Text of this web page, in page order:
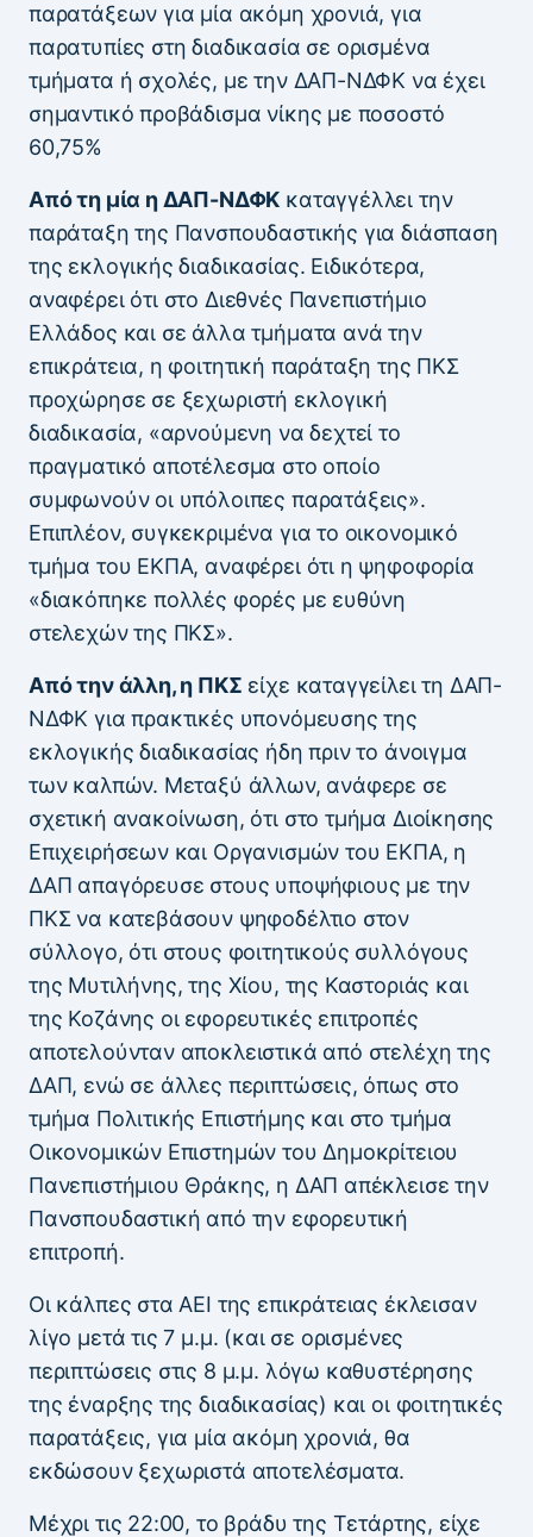
παρατάξεων για μία ακόμη χρονιά, για
παρατυπίες στη διαδικασία σε ορισμένα
τμήματα ή σχολές, με την ΔΑΠ-ΝΔΦΚ να έχει
σημαντικό προβάδισμα νίκης με ποσοστό
60,75%
Από τη μία η ΔΑΠ-ΝΔΦΚ καταγγέλλει την
παράταξη της Πανσπουδαστικής για διάσπαση
της εκλογικής διαδικασίας. Ειδικότερα,
αναφέρει ότι στο Διεθνές Πανεπιστήμιο
Ελλάδος και σε άλλα τμήματα ανά την
επικράτεια, η φοιτητική παράταξη της ΠΚΣ
προχώρησε σε ξεχωριστή εκλογική
διαδικασία, «αρνούμενη να δεχτεί το
πραγματικό αποτέλεσμα στο οποίο
συμφωνούν οι υπόλοιπες παρατάξεις».
Επιπλέον, συγκεκριμένα για το οικονομικό
τμήμα του ΕΚΠΑ, αναφέρει ότι η ψηφοφορία
«διακόπηκε πολλές φορές με ευθύνη
στελεχών της ΠΚΣ».
Από την άλλη, η ΠΚΣ είχε καταγγείλει τη ΔΑΠ-
ΝΔΦΚ για πρακτικές υπονόμευσης της
εκλογικής διαδικασίας ήδη πριν το άνοιγμα
των καλπών. Μεταξύ άλλων, ανάφερε σε
σχετική ανακοίνωση, ότι στο τμήμα Διοίκησης
Επιχειρήσεων και Οργανισμών του ΕΚΠΑ, η
ΔΑΠ απαγόρευσε στους υποψήφιους με την
ΠΚΣ να κατεβάσουν ψηφοδέλτιο στον
σύλλογο, ότι στους φοιτητικούς συλλόγους
της Μυτιλήνης, της Χίου, της Καστοριάς και
της Κοζάνης οι εφορευτικές επιτροπές
αποτελούνταν αποκλειστικά από στελέχη της
ΔΑΠ, ενώ σε άλλες περιπτώσεις, όπως στο
τμήμα Πολιτικής Επιστήμης και στο τμήμα
Οικονομικών Επιστημών του Δημοκρίτειου
Πανεπιστήμιου Θράκης, η ΔΑΠ απέκλεισε την
Πανσπουδαστική από την εφορευτική
επιτροπή.
Οι κάλπες στα ΑΕΙ της επικράτειας έκλεισαν
λίγο μετά τις 7 μ.μ. (και σε ορισμένες
περιπτώσεις στις 8 μ.μ. λόγω καθυστέρησης
της έναρξης της διαδικασίας) και οι φοιτητικές
παρατάξεις, για μία ακόμη χρονιά, θα
εκδώσουν ξεχωριστά αποτελέσματα.
Μέχρι τις 22:00, το βράδυ της Τετάρτης, είχε